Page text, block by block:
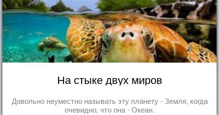
На стыке двух миров
Довольно неуместно называть эту планету - Земля, когда
очевидно, что она - Океан.